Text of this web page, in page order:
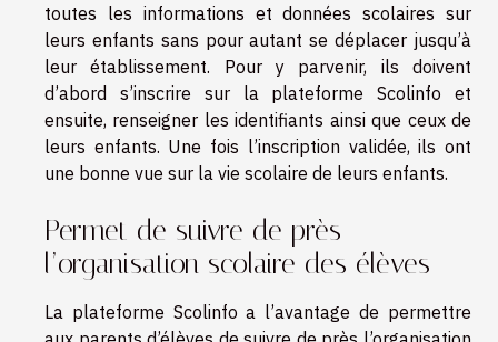
toutes les informations et données scolaires sur
leurs enfants sans pour autant se déplacer jusqu’à
leur établissement. Pour y parvenir, ils doivent
d’abord s’inscrire sur la plateforme Scolinfo et
ensuite, renseigner les identifiants ainsi que ceux de
leurs enfants. Une fois l’inscription validée, ils ont
une bonne vue sur la vie scolaire de leurs enfants.
Permet de suivre de près
l’organisation scolaire des élèves
La plateforme Scolinfo a l’avantage de permettre